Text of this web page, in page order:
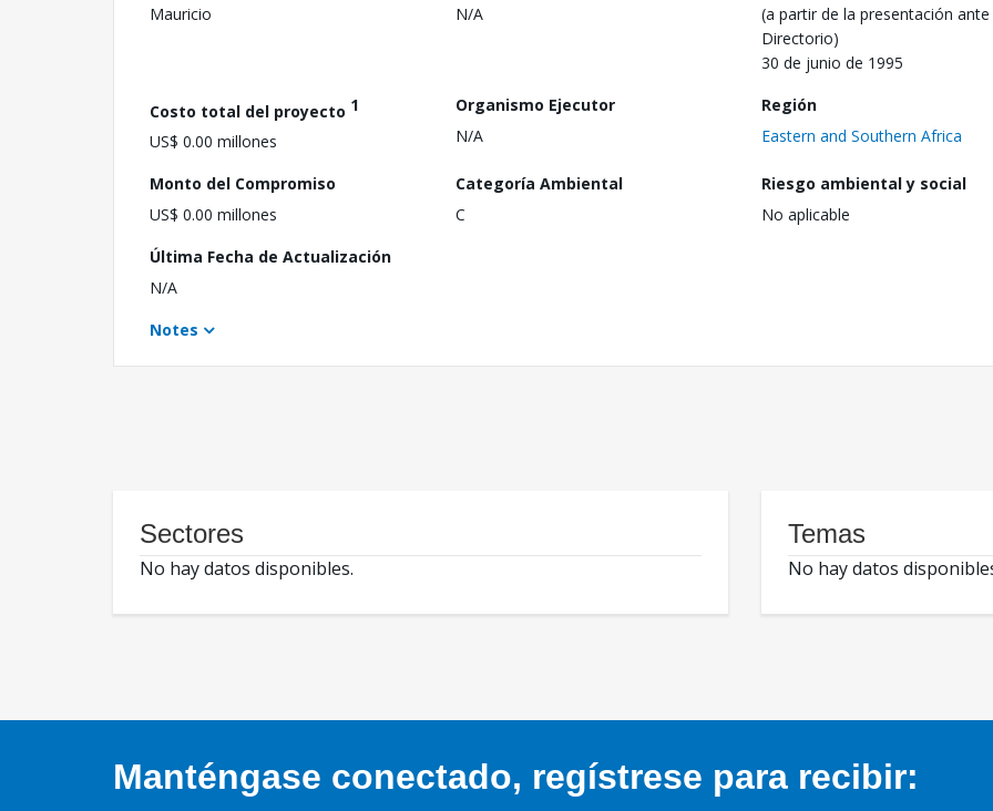
Mauricio
N/A
(a partir de la presentación ante
Directorio)
30 de junio de 1995
Costo total del proyecto 1
US$ 0.00 millones
Organismo Ejecutor
N/A
Región
Eastern and Southern Africa
Monto del Compromiso
US$ 0.00 millones
Categoría Ambiental
C
Riesgo ambiental y social
No aplicable
Última Fecha de Actualización
N/A
Notes
Sectores
No hay datos disponibles.
Temas
No hay datos
Manténgase conectado, regístrese para recibir: